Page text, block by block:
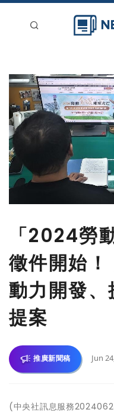
新聞稿分類
登入
刊登
「2024勞
徵件開始
動力開發
提案
推廣新聞稿 Jun
(中央社訊息服務